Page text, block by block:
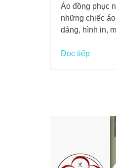
Áo đồng phục
những chiếc
dáng, hình in,
Đọc tiếp